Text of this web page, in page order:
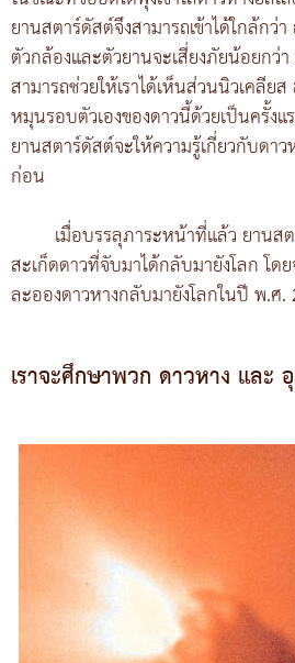
ยานสตาร์ดัสต์จึงสามารถเข้าได้ใกล้กว่
ตัวกล้องและตัวยานจะเสี่ยงภัยน้อยกว่
สามารถช่วยให้เราได้เห็นส่วนนิวเคลี
หมุนรอบตัวเองของดาวนี้ด้วยเป็นครั้ง
ยานสตาร์ดัสต์จะให้ความรู้เกี่ยวกับดาว
ก่อน
เมื่อบรรลุภาระหน้าที่แล้ว ยานส
สะเก็ดดาวที่จับมาได้กลับมายังโลก โด
ละอองดาวหางกลับมายังโลกในปี พ.ศ.
เราจะศึกษาพวก ดาวหาง และ